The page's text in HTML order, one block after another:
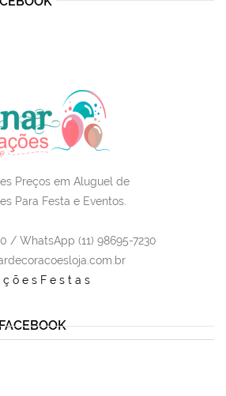
Preços em Aluguel de
Para Festa e Eventos.
/ WhatsApp (11) 98695-7230